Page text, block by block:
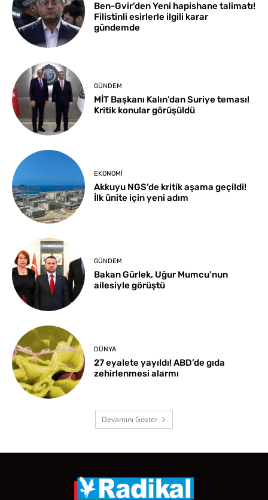
Ben-Gvir’den Yeni hapishane talimatı!
Filistinli esirlerle ilgili karar
gündemde
GÜNDEM
MİT Başkanı Kalın’dan Suriye teması!
Kritik konular görüşüldü
EKONOMI
Akkuyu NGS’de kritik aşama geçildi!
İlk ünite için yeni adım
GÜNDEM
Bakan Gürlek, Uğur Mumcu’nun
ailesiyle görüştü
DÜNYA
27 eyalete yayıldı! ABD’de gıda
zehirlenmesi alarmı
Devamını Göster